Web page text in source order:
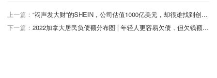
日被最后一次看到。
上一篇：
“闷声发大财”的SHEIN，公司估值1000亿美元，却很难找到创始人的照片！
下一篇：
2022加拿大居民负债额分布图 | 年轻人更容易欠债，但欠钱额度小；中老年欠债更多，平均约为$31,442！